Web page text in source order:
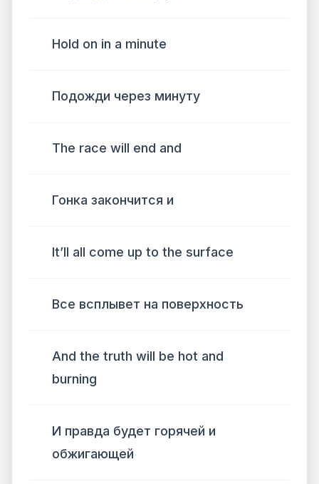
Hold on in a minute
Подожди через минуту
The race will end and
Гонка закончится и
It’ll all come up to the surface
Все всплывет на поверхность
And the truth will be hot and
burning
И правда будет горячей и
обжигающей